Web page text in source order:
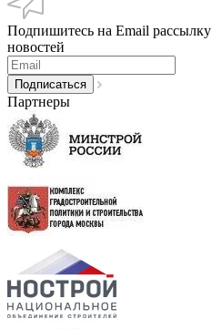
Подпишитесь на Email рассылку
новостей
Партнеры